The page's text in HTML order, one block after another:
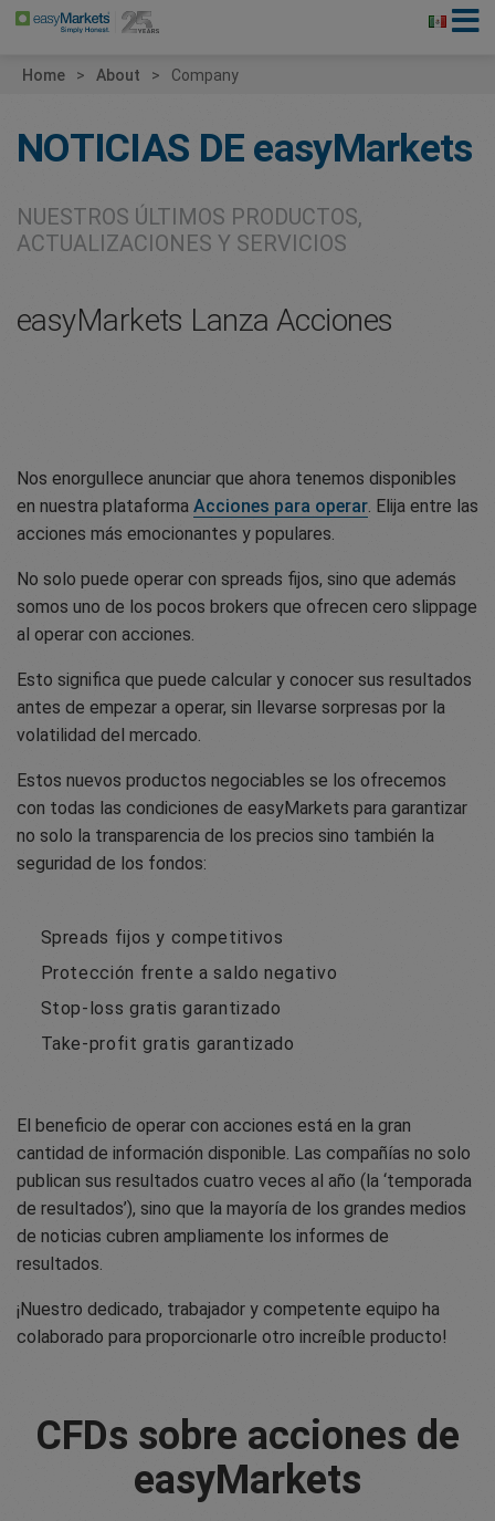
Home About Company
NOTICIAS DE easyMarkets
NUESTROS ÚLTIMOS PRODUCTOS,
ACTUALIZACIONES Y SERVICIOS
easyMarkets Lanza Acciones
Nos enorgullece anunciar que ahora tenemos disponibles
en nuestra plataforma Acciones para operar. Elija entre las
acciones más emocionantes y populares.
No solo puede operar con spreads fijos, sino que además
somos uno de los pocos brokers que ofrecen cero slippage
al operar con acciones.
Esto significa que puede calcular y conocer sus resultados
antes de empezar a operar, sin llevarse sorpresas por la
volatilidad del mercado.
Estos nuevos productos negociables se los ofrecemos
con todas las condiciones de easyMarkets para garantizar
no solo la transparencia de los precios sino también la
seguridad de los fondos:
Spreads fijos y competitivos
Protección frente a saldo negativo
Stop-loss gratis garantizado
Take-profit gratis garantizado
El beneficio de operar con acciones está en la gran
cantidad de información disponible. Las compañías no solo
publican sus resultados cuatro veces al año (la ‘temporada
de resultados’), sino que la mayoría de los grandes medios
de noticias cubren ampliamente los informes de
resultados.
¡Nuestro dedicado, trabajador y competente equipo ha
colaborado para proporcionarle otro increíble producto!
CFDs sobre acciones de
easyMarkets